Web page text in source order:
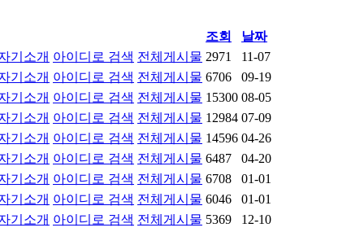
조회
날짜
기소개 아이디로 검색 전체게시물 2971
11-07
기소개 아이디로 검색 전체게시물 6706
09-19
기소개 아이디로 검색 전체게시물 15300 08-05
기소개 아이디로 검색 전체게시물 12984 07-09
기소개 아이디로 검색 전체게시물 14596 04-26
기소개 아이디로 검색 전체게시물 6487
04-20
기소개 아이디로 검색 전체게시물 6708
01-01
기소개 아이디로 검색 전체게시물 6046
01-01
기소개 아이디로 검색 전체게시물 5369
12-10